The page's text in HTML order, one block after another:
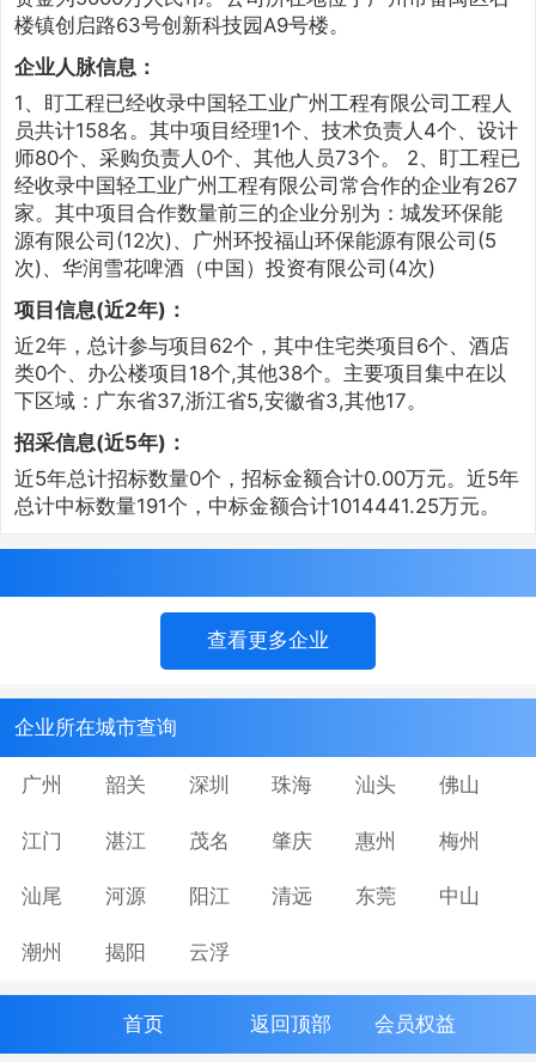
楼镇创启路63号创新科技园A9号楼。
企业人脉信息：
1、盯工程已经收录中国轻工业广州工程有限公司工程人
员共计158名。其中项目经理1个、技术负责人4个、设计
师80个、采购负责人0个、其他人员73个。 2、盯工程已
经收录中国轻工业广州工程有限公司常合作的企业有267
家。其中项目合作数量前三的企业分别为：城发环保能
源有限公司(12次)、广州环投福山环保能源有限公司(5
次)、华润雪花啤酒（中国）投资有限公司(4次)
项目信息(近2年)：
近2年，总计参与项目62个，其中住宅类项目6个、酒店
类0个、办公楼项目18个,其他38个。主要项目集中在以
下区域：广东省37,浙江省5,安徽省3,其他17。
招采信息(近5年)：
近5年总计招标数量0个，招标金额合计0.00万元。近5年
总计中标数量191个，中标金额合计1014441.25万元。
查看更多企业
企业所在城市查询
广州 韶关 深圳 珠海 汕头 佛山
江门 湛江 茂名 肇庆 惠州 梅州
汕尾 河源 阳江 清远 东莞 中山
潮州 揭阳 云浮
首页 返回顶部 会员权益